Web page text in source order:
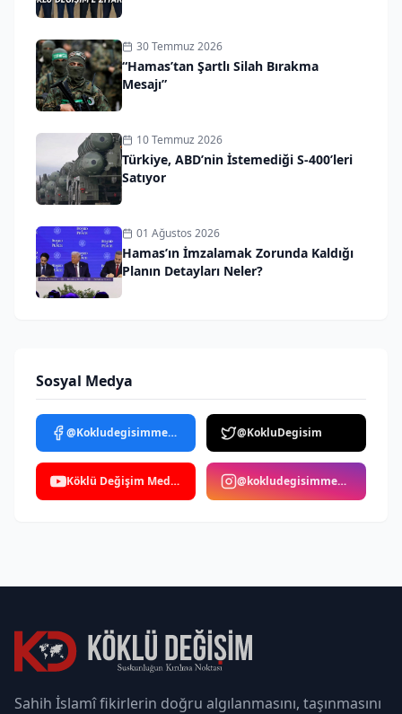
30 Temmuz 2026
“Hamas’tan Şartlı Silah Bırakma
Mesajı”
10 Temmuz 2026
Türkiye, ABD’nin İstemediği S-400’leri
Satıyor
01 Ağustos 2026
Hamas’ın İmzalamak Zorunda Kaldığı
Planın Detayları Neler?
Sosyal Medya
@Kokludegisimmedya @KokluDegisim
Köklü Değişim Medya @kokludegisimmedya
Sahih İslamî fikirlerin doğru algılanmasını, taşınmasını